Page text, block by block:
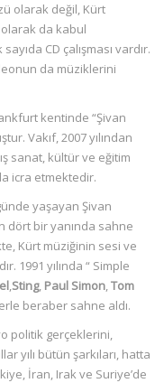
olarak değil, Kürt
da kabul
CD çalışması vardır.
da müziklerini
kentinde “Şivan
Vakıf, 2007 yılından
sanat, kültür ve eğitim
icra etmektedir.
yaşayan Şivan
dört bir yanında sahne
Kürt müziğinin sesi ve
1991 yılında “ Simple
,Sting, Paul Simon,Tom
beraber sahne aldı.
politik gerçeklerini,
yılı bütün şarkıları, hatta
İran, Irak ve Suriye’de